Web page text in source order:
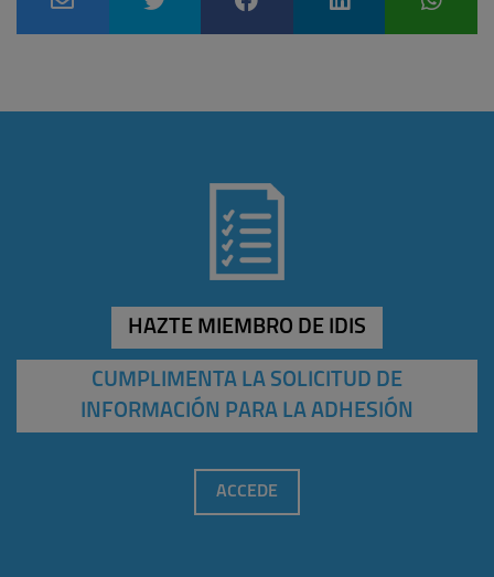
HAZTE MIEMBRO DE IDIS
CUMPLIMENTA LA SOLICITUD DE
INFORMACIÓN PARA LA ADHESIÓN
ACCEDE